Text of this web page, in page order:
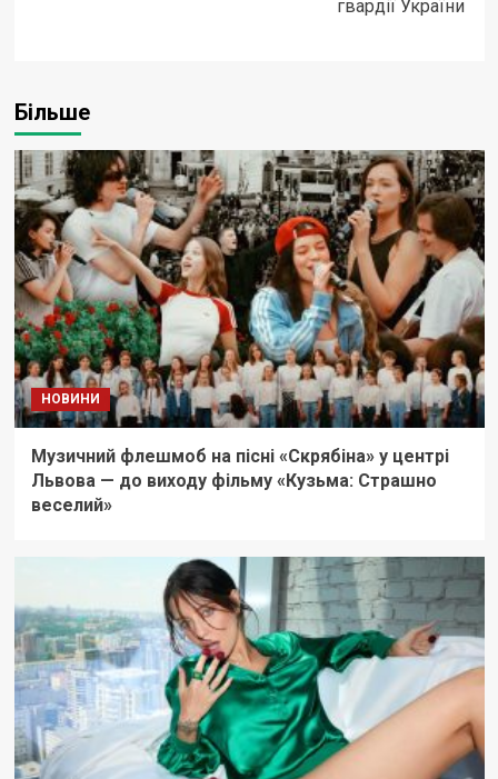
гвардії України
Більше
НОВИНИ
Музичний флешмоб на пісні «Скрябіна» у центрі
Львова — до виходу фільму «Кузьма: Страшно
веселий»